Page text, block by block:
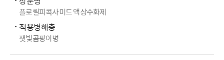
플로릴피콕사미드 액상수화제
적용병해충
잿빛곰팡이병